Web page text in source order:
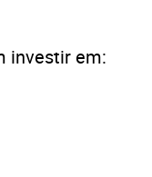
investir em: